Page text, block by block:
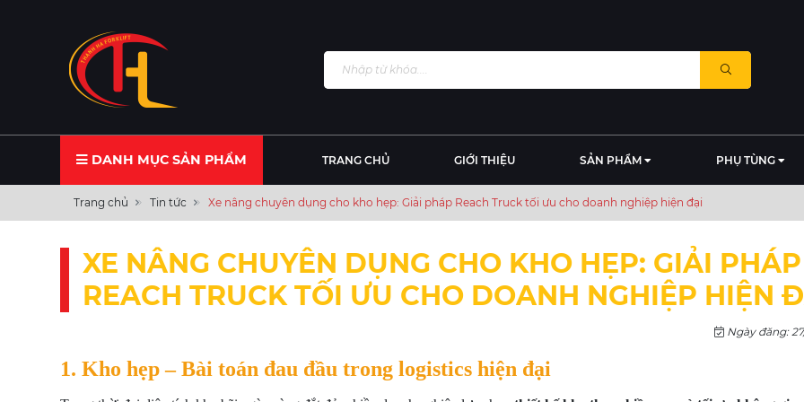
DANH MỤC SẢN PHẨM TRANG CHỦ GIỚI THIỆU SẢN PHẨM PHỤ TÙNG
Trang chủ Tin tức Xe nâng chuyên dụng cho kho hẹp: Giải pháp Reach Truck tối ưu cho doanh nghiệp hiện đại
XE NÂNG CHUYÊN DỤNG CHO KHO HẸP: GIẢI PHÁP
REACH TRUCK TỐI ƯU CHO DOANH NGHIỆP HIỆN
Ngày đăng:
1. Kho hẹp – Bài toán đau đầu trong logistics hiện đại